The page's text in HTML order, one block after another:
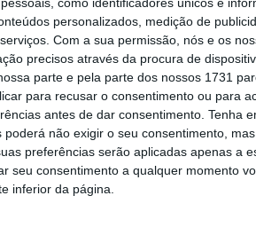
personalizados, medição de
Com a sua permissão, nós e os
precisos através da procura de
parte e pela parte dos nossos 1731
para recusar o consentimento ou para
antes de dar consentimento. Tenha
poderá não exigir o seu consentimento,
preferências serão aplicadas apenas a
seu consentimento a qualquer momento
inferior da página.